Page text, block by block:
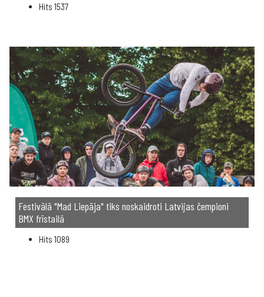
Hits 1537
Festivālā "Mad Liepāja" tiks noskaidroti Latvijas čempioni
BMX frīstailā
Hits 1089